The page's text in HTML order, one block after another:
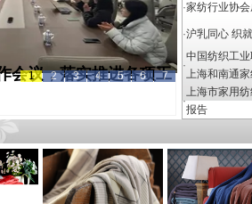
1 2 3 4 5 6 7
会议，落实推进各项工
·家纺行业协
·沪乳同心 织
·
中国纺织工
上海和南通
·
上海市家用
报告